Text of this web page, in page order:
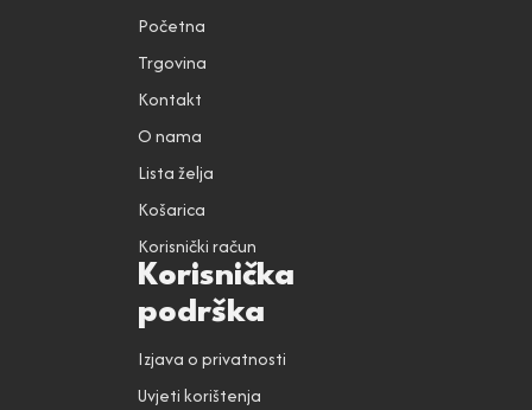
Početna
Trgovina
Kontakt
O nama
Lista želja
Košarica
Korisnički račun
Korisnička
podrška
Izjava o privatnosti
Uvjeti korištenja